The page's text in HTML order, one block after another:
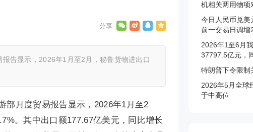
告显示，2026年1月至2月，秘鲁货物进出口
部月度贸易报告显示，2026年1月至2
。其中出口额177.67亿美元，同比增长
机相关两用物项
今日人民币兑
前一交易日调增
2026年1至6月
37797.5亿元，
特朗普下令限制
2026年5月全球
于中高位